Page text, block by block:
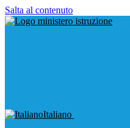
Salta al contenuto
Italiano